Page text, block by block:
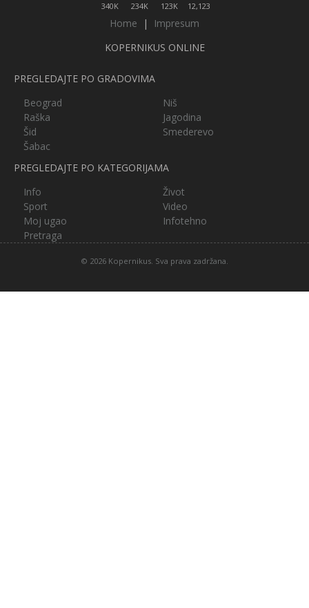
340K 234K 123K 12,123
Home |
Impresum
KOPERNIKUS ONLINE
PREGLEDAJTE PO GRADOVIMA
Beograd
Niš
Raška
Jagodina
Šid
Smederevo
Šabac
PREGLEDAJTE PO KATEGORIJAMA
Info
Život
Sport
Video
Moj ugao
Infotehno
Pretraga
© 2026 Kopernikus. Sva prava zadržana.